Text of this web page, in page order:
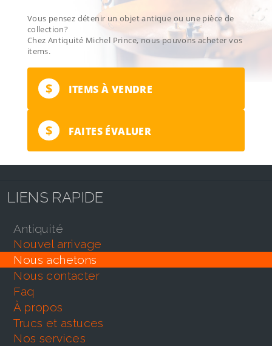
Vous pensez détenir un objet antique ou une pièce de
collection?
Chez Antiquité Michel Prince, nous pouvons acheter vos
items.
$ ITEMS À VENDRE
$ FAITES ÉVALUER
LIENS RAPIDE
antiquité
nouvel arrivage
nous achetons
nous contacter
faq
À propos
trucs et astuces
nos services